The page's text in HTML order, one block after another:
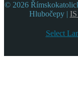
© 2026
Hlubočepy |
Select